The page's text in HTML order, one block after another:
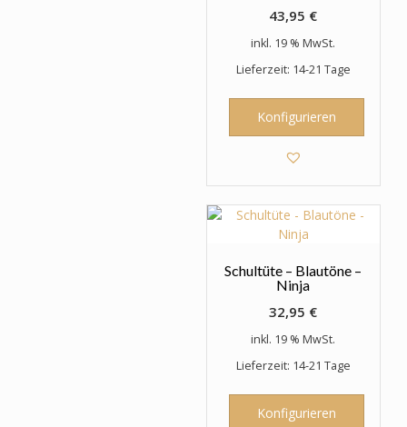
43,95 €
inkl. 19 % MwSt.
Lieferzeit: 14-21 Tage
Konfigurieren
Schultüte – Blautöne –
Ninja
32,95 €
inkl. 19 % MwSt.
Lieferzeit: 14-21 Tage
Konfigurieren